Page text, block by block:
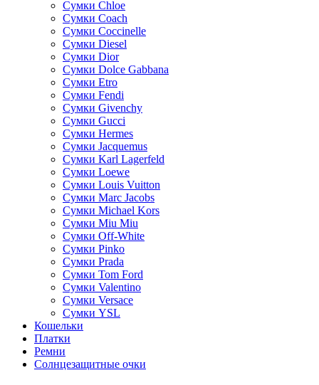
Сумки Chloe
Сумки Coach
Сумки Coccinelle
Сумки Diesel
Сумки Dior
Сумки Dolce Gabbana
Сумки Etro
Сумки Fendi
Сумки Givenchy
Сумки Gucci
Сумки Hermes
Сумки Jacquemus
Сумки Karl Lagerfeld
Сумки Loewe
Сумки Louis Vuitton
Сумки Marc Jacobs
Сумки Michael Kors
Сумки Miu Miu
Сумки Off-White
Сумки Pinko
Сумки Prada
Сумки Tom Ford
Cумки Valentino
Сумки Versace
Сумки YSL
Кошельки
Платки
Ремни
Солнцезащитные очки